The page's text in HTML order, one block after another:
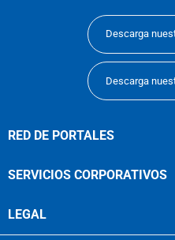
Descarga
Descarga
RED DE PORTALES
SERVICIOS CORPORATIVOS
LEGAL